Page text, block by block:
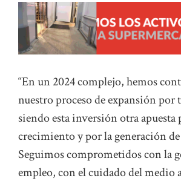
“En un 2024 complejo, hemos
nuestro proceso de expansión por
siendo esta inversión otra apuesta
crecimiento y por la generación
Seguimos comprometidos con la
empleo, con el cuidado del medio